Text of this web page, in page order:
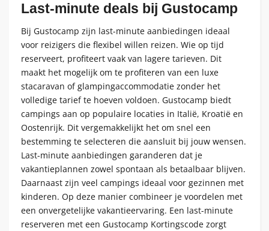
Last-minute deals bij Gustocamp
Bij Gustocamp zijn last-minute aanbiedingen ideaal
voor reizigers die flexibel willen reizen. Wie op tijd
reserveert, profiteert vaak van lagere tarieven. Dit
maakt het mogelijk om te profiteren van een luxe
stacaravan of glampingaccommodatie zonder het
volledige tarief te hoeven voldoen. Gustocamp biedt
campings aan op populaire locaties in Italië, Kroatië en
Oostenrijk. Dit vergemakkelijkt het om snel een
bestemming te selecteren die aansluit bij jouw wensen.
Last-minute aanbiedingen garanderen dat je
vakantieplannen zowel spontaan als betaalbaar blijven.
Daarnaast zijn veel campings ideaal voor gezinnen met
kinderen. Op deze manier combineer je voordelen met
een onvergetelijke vakantieervaring. Een last-minute
reserveren met een Gustocamp Kortingscode zorgt